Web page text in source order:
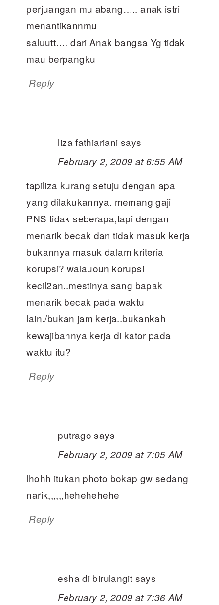
perjuangan mu abang….. anak istri
menantikannmu
saluutt…. dari Anak bangsa Yg tidak
mau berpangku
Reply
liza fathiariani says
February 2, 2009 at 6:55 AM
tapiliza kurang setuju dengan apa
yang dilakukannya. memang gaji
PNS tidak seberapa,tapi dengan
menarik becak dan tidak masuk kerja
bukannya masuk dalam kriteria
korupsi? walauoun korupsi
kecil2an..mestinya sang bapak
menarik becak pada waktu
lain./bukan jam kerja..bukankah
kewajibannya kerja di kator pada
waktu itu?
Reply
putrago says
February 2, 2009 at 7:05 AM
lhohh itukan photo bokap gw sedang
narik,,,,,,hehehehehe
Reply
esha di birulangit says
February 2, 2009 at 7:36 AM